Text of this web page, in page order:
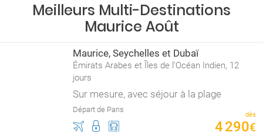
Meilleurs Multi-Destinations
Maurice Août
Maurice, Seychelles et Dubaï
Émirats Arabes et Îles de l’Océan Indien, 12
jours
Sur mesure, avec séjour à la plage
Départ de Paris
dès
4290€